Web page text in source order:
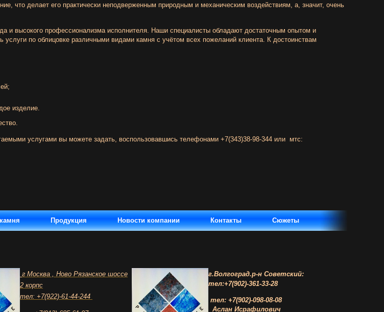
что делает его практически неподверженным природным и механическим воздействиям, а, значит, очень
и высокого профессионализма исполнителя. Наши специалисты обладают достаточным опытом и
по облицовке различными видами камня с учётом всех пожеланий клиента. К достоинствам
изделие.
услугами вы можете задать, воспользовавшись телефонами +7(343)38-98-344 или мтс:
Продукция Новости компании Контакты Сюжеты
г Москва , Ново Рязанское шоссе
2 корпс
тел: +7(922)-61-44-244
г.Волгоград.р-н Советский:
тел:+7(902)-361-33-28
тел: +7(902)-098-08-08
Аслан Исрафилович